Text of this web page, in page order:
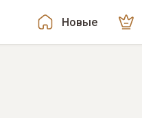
Новые